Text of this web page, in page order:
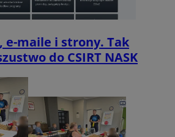
e-maile i strony. Tak
do CSIRT NASK